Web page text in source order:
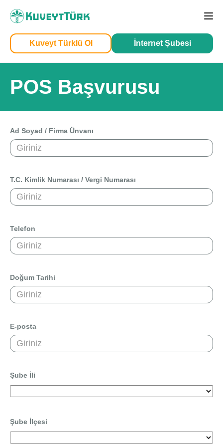
Sağlam Kart
Konut Finansmanı
Ticari Kartlar
Tarım Finansmanı
Leasing
Yatırım
Kuveyt Türklü Ol İnternet Şubesi
POS Başvurusu
Ad Soyad / Firma Ünvanı
T.C. Kimlik Numarası / Vergi Numarası
Telefon
Doğum Tarihi
E-posta
Şube İli
Şube İlçesi